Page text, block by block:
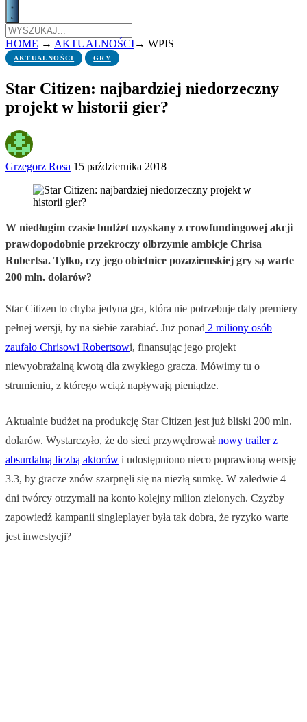
HOME → AKTUALNOŚCI→ WPIS
AKTUALNOŚCI GRY
Star Citizen: najbardziej niedorzeczny
projekt w historii gier?
Grzegorz Rosa 15 października 2018
W niedługim czasie budżet uzyskany z crowfundingowej akcji
prawdopodobnie przekroczy olbrzymie ambicje Chrisa
Robertsa. Tylko, czy jego obietnice pozaziemskiej gry są warte
200 mln. dolarów?
Star Citizen to chyba jedyna gra, która nie potrzebuje daty premiery
pełnej wersji, by na siebie zarabiać. Już ponad 2 miliony osób
zaufało Chrisowi Robertsowi, finansując jego projekt
niewyobrażalną kwotą dla zwykłego gracza. Mówimy tu o
strumieniu, z którego wciąż napływają pieniądze.
Aktualnie budżet na produkcję Star Citizen jest już bliski 200 mln.
dolarów. Wystarczyło, że do sieci przywędrowałnowy trailer z
absurdalną liczbą aktorów i udostępniono nieco poprawioną wersję
3.3, by gracze znów szarpnęli się na niezłą sumkę. W zaledwie 4
dni twórcy otrzymali na konto kolejny milion zielonych. Czyżby
zapowiedź kampanii singleplayer była tak dobra, że ryzyko warte
jest inwestycji?